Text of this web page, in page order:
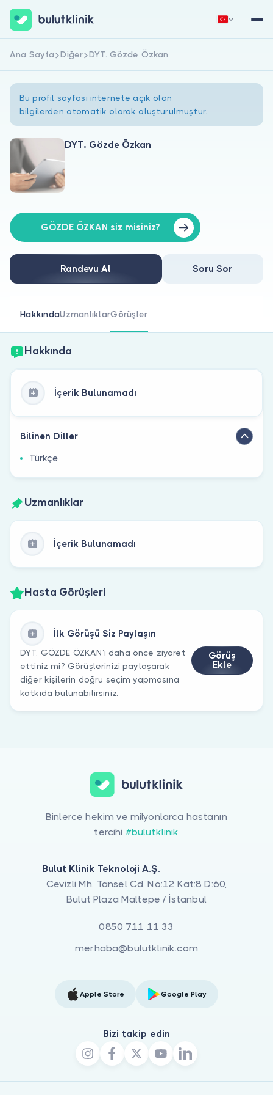
Hakkımızda
Doktorlar için
Doktor musunuz?
Hemen Kaydol
Ana Sayfa Diğer DYT. Gözde Özkan
Bu profil sayfası internete açık olan
bilgilerden otomatik olarak oluşturulmuştur.
DYT. Gözde Özkan
GÖZDE ÖZKAN siz misiniz?
Randevu Al Soru Sor
HakkındaUzmanlıklarGörüşler
Hakkında
İçerik Bulunamadı
Bilinen Diller
Türkçe
Uzmanlıklar
İçerik Bulunamadı
Hasta Görüşleri
İlk Görüşü Siz Paylaşın
DYT. GÖZDE ÖZKAN’ı daha önce ziyaret
ettiniz mi? Görüşlerinizi paylaşarak
diğer kişilerin doğru seçim yapmasına
katkıda bulunabilirsiniz.
Görüş
Ekle
Binlerce hekim ve milyonlarca hastanın
tercihi #bulutklinik
Bulut Klinik Teknoloji A.Ş.
Cevizli Mh. Tansel Cd. No:12 Kat:8 D:60,
Bulut Plaza Maltepe / İstanbul
0850 711 11 33
merhaba@bulutklinik.com
Apple Store Google Play
Bizi takip edin